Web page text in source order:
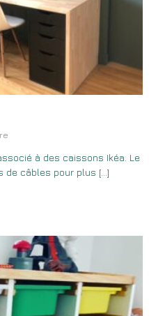
s
r
B
u
s
u
r
m
e
s
à des caissons Ikéa. Le
de câbles pour plus […]